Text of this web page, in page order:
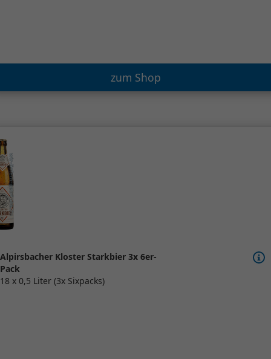
zum Shop
Alpirsbacher Kloster Starkbier 3x 6er-
Pack
18 x 0,5 Liter (3x Sixpacks)